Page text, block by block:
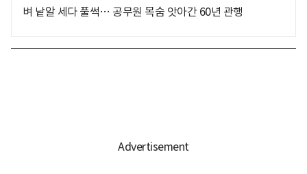
벼 낱알 세다 풀썩… 공무원 목숨 앗아간 60년 관행